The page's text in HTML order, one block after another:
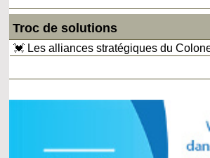
Troc de solutions
💓 Les alliances stratégiques du